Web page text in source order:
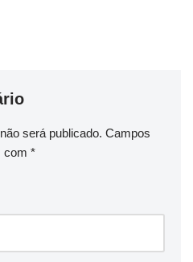
será publicado. Campos
com *